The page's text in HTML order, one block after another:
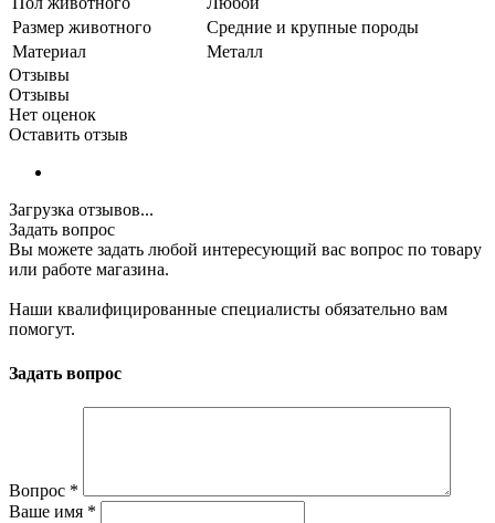
Размер животного
Средние и крупные породы
Материал
Металл
Отзывы
Отзывы
Нет оценок
Оставить отзыв
Загрузка отзывов...
Задать вопрос
Вы можете задать любой интересующий вас вопрос по товару
или работе магазина.
Наши квалифицированные специалисты обязательно вам
помогут.
Задать вопрос
Вопрос *
Ваше имя *